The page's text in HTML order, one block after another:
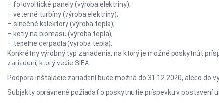
– fotovoltické panely (výroba elektriny);
– veterné turbíny (výroba elektriny);
– slnečné kolektory (výroba tepla);
– kotly na biomasu (výroba tepla);
– tepelné čerpadlá (výroba tepla).
Konkrétny výrobný typ zariadenia, na ktorý je možné poskytnúť
zariadení, ktorý vedie SIEA.
Podpora inštalácie zariadení bude možná do 31.12.2020, alebo do
Subjekty oprávnené požiadať o poskytnutie príspevku v postavení